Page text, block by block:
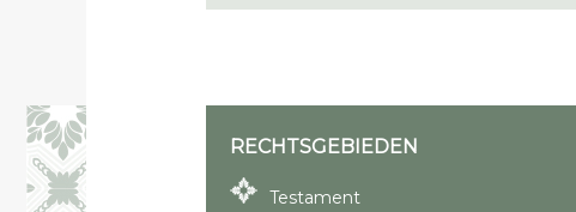
RECHTSGEBIEDEN
Testament